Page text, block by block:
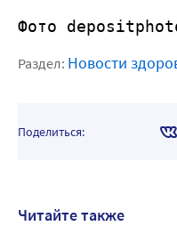
Фото
Раздел: Новости
Поделиться:
Читайте также